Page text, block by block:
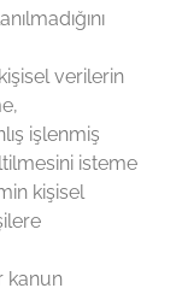
verilerin
işlenmiş
isteme
kişisel
kanun